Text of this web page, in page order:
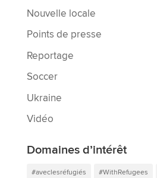
Nouvelle locale
Points de presse
Reportage
Soccer
Ukraine
Vidéo
Domaines d’intérêt
#aveclesréfugiés #WithRefugees